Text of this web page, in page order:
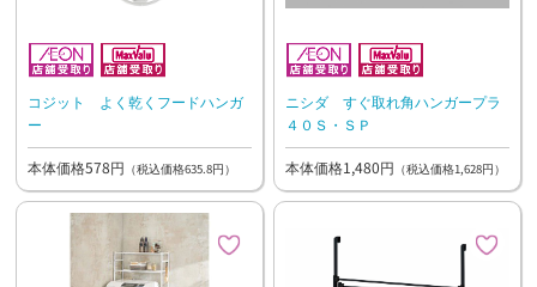
コジット よく乾くフードハンガ
ー
本体価格578円 （税込価格635.8円）
ニシダ すぐ取れ角ハンガープラ
４０Ｓ・ＳＰ
本体価格1,480円 （税込価格1,628円）